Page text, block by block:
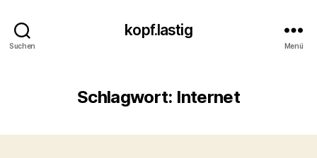
Suchen
kopf.lastig
Menü
Schlagwort: Internet